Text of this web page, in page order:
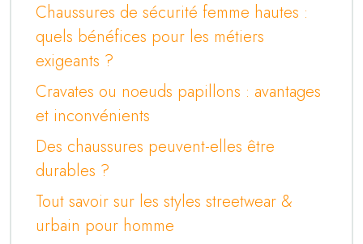
Chaussures de sécurité femme hautes :
quels bénéfices pour les métiers
exigeants ?
Cravates ou noeuds papillons : avantages
et inconvénients
Des chaussures peuvent-elles être
durables ?
Tout savoir sur les styles streetwear &
urbain pour homme